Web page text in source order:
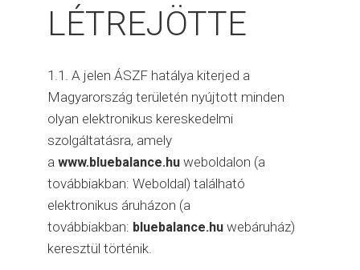
LÉTREJÖTTE
1.1. A jelen ÁSZF hatálya kiterjed a
Magyarország területén nyújtott minden
olyan elektronikus kereskedelmi
szolgáltatásra, amely
awww.bluebalance.hu weboldalon (a
továbbiakban: Weboldal) található
elektronikus áruházon (a
továbbiakban: bluebalance.hu webáruház)
keresztül történik.